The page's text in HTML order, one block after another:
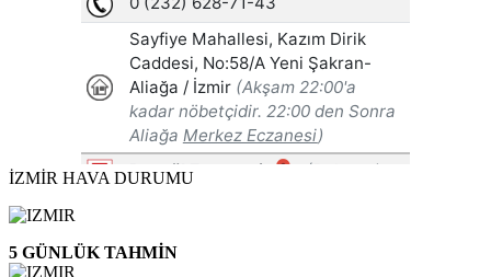
İZMİR HAVA DURUMU
5 GÜNLÜK TAHMİN